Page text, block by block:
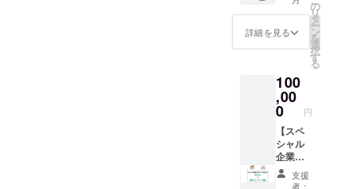
す。 ※
掲載情
報につ
にて打
ち合わ
せさせ
ていた
だきま
す。
め差異
あり。
※大阪
府、堺
DIY
shop
MANAb
oo店頭
受け渡
し限
定。 ※
交通
費・宿
詳細を見る
の
リ
タ
ー
ン
を
選
択
す
る
100
,00
0 円
【スペ
シャル
企業ス
ポン
サー】
支援
者：